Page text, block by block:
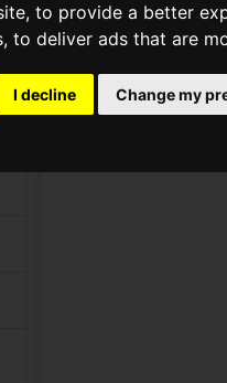
,to provide a better
,to deliver ads that are
I decline Change my